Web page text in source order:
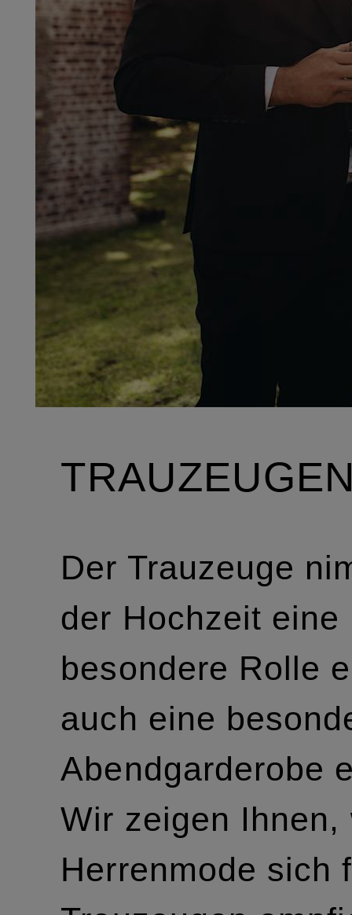
Der Trauzeuge
der Hochzeit eine
besondere Rolle
auch eine
Abendgarderobe
Wir zeigen Ihnen,
Herrenmode sich